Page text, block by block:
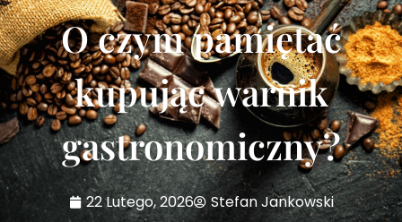
O czym pamiętać
kupując warnik
gastronomiczny?
22 Lutego, 2026 Stefan Jankowski